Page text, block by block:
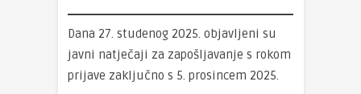
Dana 27. studenog 2025. objavljeni su
javni natječaji za zapošljavanje s rokom
prijave zaključno s 5. prosincem 2025.